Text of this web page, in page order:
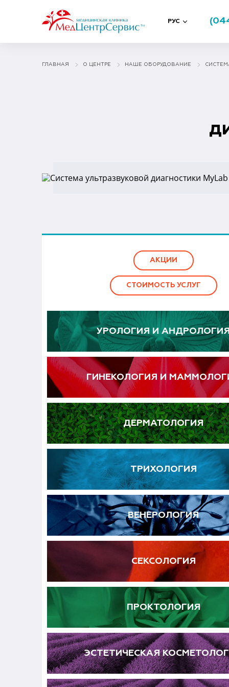
РУС
ГЛАВНАЯ О ЦЕНТРЕ НАШЕ ОБОРУДОВАНИЕ
АКЦИИ
СТОИМОСТЬ УСЛУГ
УРОЛОГИЯ И
ГИНЕКОЛОГИЯ И
ДЕРМАТОЛОГИЯ
ТРИХОЛОГИЯ
ВЕНЕРОЛОГИЯ
СЕКСОЛОГИЯ
ПРОКТОЛОГИЯ
ЭСТЕТИЧЕСКАЯ